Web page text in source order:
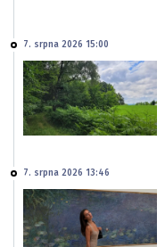
7. srpna 2026 15:00
7. srpna 2026 13:46